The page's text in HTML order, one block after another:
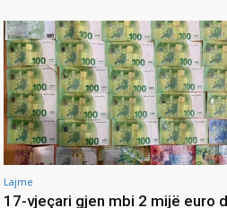
Lajme
17-vjeçari gjen mbi 2 mijë euro